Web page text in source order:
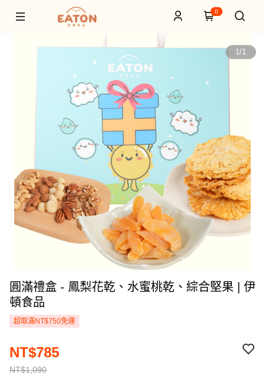
0
1/1
圓滿禮盒 - 鳳梨花乾、水蜜桃乾、綜合堅果 | 伊
頓食品
超取滿NT$750免運
NT$1,090
NT$785